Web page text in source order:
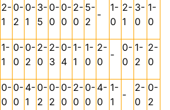
2-
1
0-
2
0-
1
3-
5
0-
0
0-
0
2-
0
5-
2
-
1-
0
2-
1
3-
0
1-
0
1-
1
0-
0
0-
2
2-
0
2-
3
0-
4
1-
1
1-
0
2-
0
-
0-
0
1-
2
2-
0
0-
0
0-
0
4-
1
0-
2
0-
2
0-
0
2-
0
0-
0
4-
0
1-
1
-
2-
0
0-
2